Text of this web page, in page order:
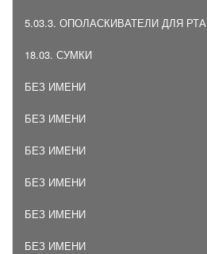
5.03.3. ОПОЛАСКИВАТЕЛИ ДЛЯ РТА
18.03. СУМКИ
БЕЗ ИМЕНИ
БЕЗ ИМЕНИ
БЕЗ ИМЕНИ
БЕЗ ИМЕНИ
БЕЗ ИМЕНИ
БЕЗ ИМЕНИ